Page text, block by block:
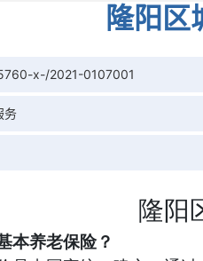
隆阳区
x-/2021-0107001
务
隆阳
本养老保险？